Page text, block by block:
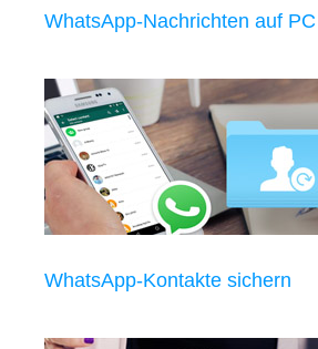
WhatsApp-Nachrichten auf
WhatsApp-Kontakte sichern